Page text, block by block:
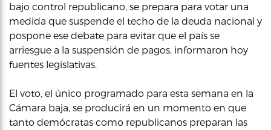
bajo control republicano, se prepara para votar una
medida que suspende el techo de la deuda nacional y
pospone ese debate para evitar que el país se
arriesgue a la suspensión de pagos, informaron hoy
fuentes legislativas.
El voto, el único programado para esta semana en la
Cámara baja, se producirá en un momento en que
tanto demócratas como republicanos preparan las